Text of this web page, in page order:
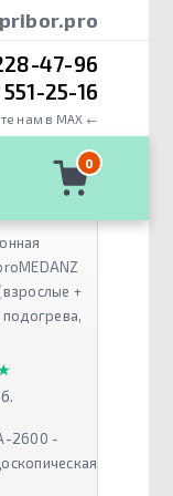
47-96
25-16
нам в MAX ←
0
+
подогрева,
2600 -